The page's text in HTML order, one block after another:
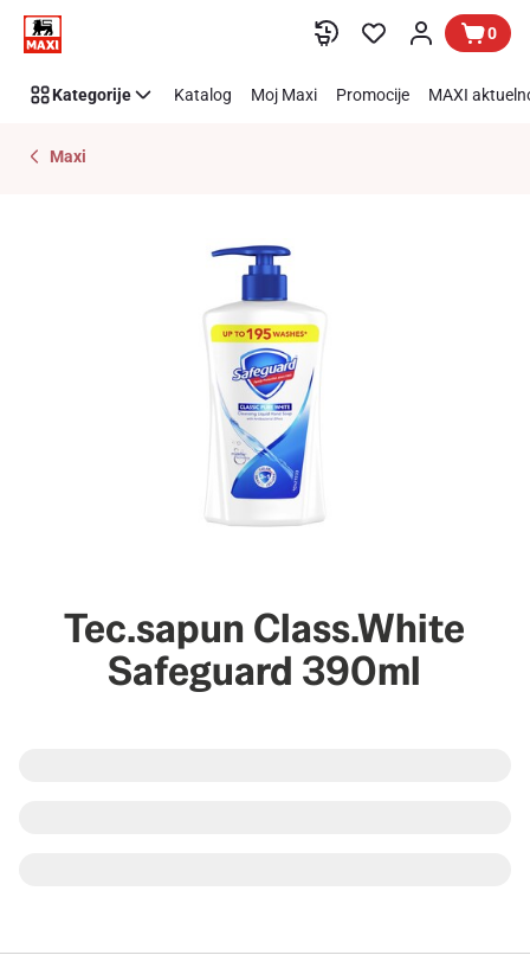
Preskoči link 0
Kategorije Katalog Moj Maxi Promocije MAXI
Maxi
Tec.sapun Class.White
Safeguard 390ml